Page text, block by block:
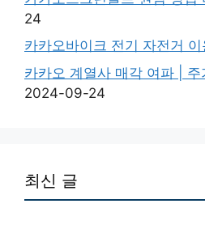
24
카카오바이크 전기 자전거 이
카카오 계열사 매각 여파 | 주
2024-09-24
최신 글